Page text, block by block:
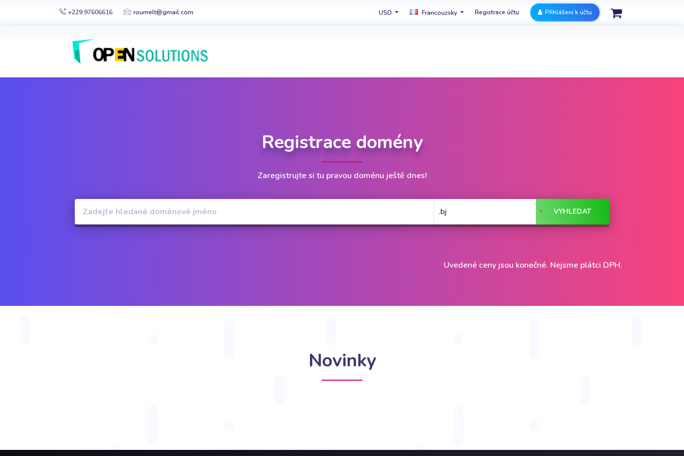
+229.97606616 roumelt@gmail.com USD Francouzsky Registrace účtu Přihlášení k účtu
Registrace domény
Zaregistrujte si tu pravou doménu ještě dnes!
.bj
Uvedené ceny jsou konečné. Nejsme plátci DPH.
Novinky